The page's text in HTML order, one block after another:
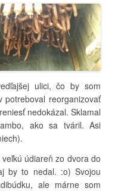
ulici, čo by som
potreboval reorganizovať
nedokázal. Sklamal
ako sa tváril. Asi
údiareň zo dvora do
by to nedal. :o) Svojou
ale márne som